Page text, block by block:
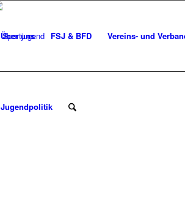
Über uns FSJ & BFD Vereins- und
Jugendpolitik